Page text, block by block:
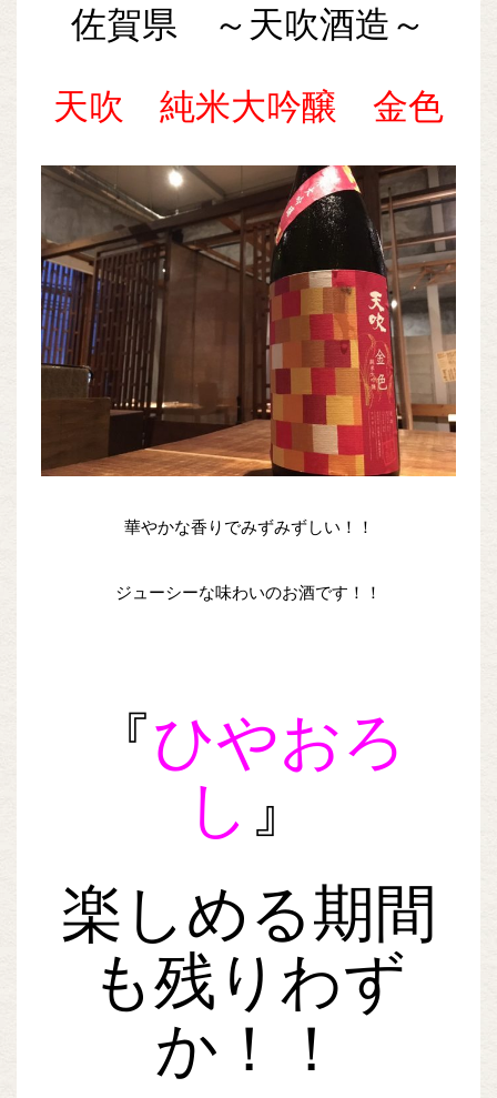
佐賀県 ～天吹酒造～
天吹 純米大吟醸 金色
華やかな香りでみずみずしい！！
ジューシーな味わいのお酒です！！
『ひやおろ
し 』
楽しめる期間
も残りわず
か！！